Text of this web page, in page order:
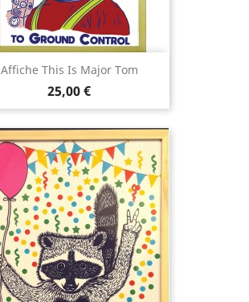
Affiche This Is Major Tom
Prix
25,00 €